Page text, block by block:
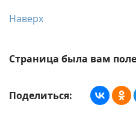
Наверх
Страница была вам
Поделиться: